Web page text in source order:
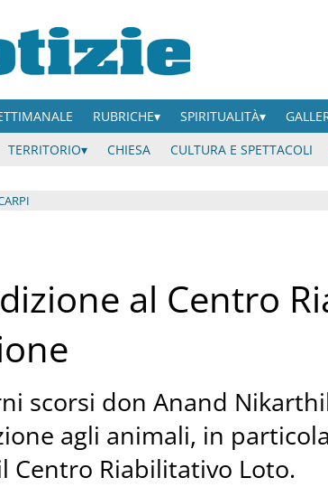
RUBRICHE SPIRITUALITÀ
TERRITORIO CHIESA CULTURA E SPETTACOLI
al Centro
scorsi don Anand
agli animali, in
Centro Riabilitativo Loto.